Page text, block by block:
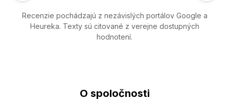
Recenzie pochádzajú z nezávislých portálov Google a
Heureka. Texty sú citované z verejne dostupných
hodnotení.
O spoločnosti